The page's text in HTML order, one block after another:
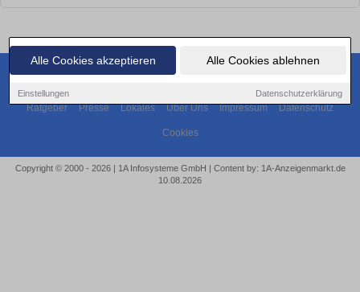
Alle Cookies akzeptieren Alle Cookies ablehnen
Einstellungen Datenschutzerklärung
Ratgeber Presse Lokales Über Uns Impressum Datenschutz
Cookies
Copyright © 2000 - 2026 | 1A Infosysteme GmbH | Content by: 1A-Anzeigenmarkt.de
10.08.2026